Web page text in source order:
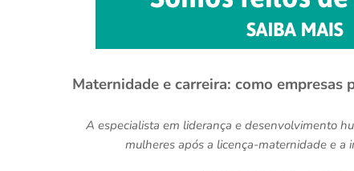
Maternidade e carreira: como
A especialista em liderança e desenvolvimento
mulheres após a licença-maternidade e a